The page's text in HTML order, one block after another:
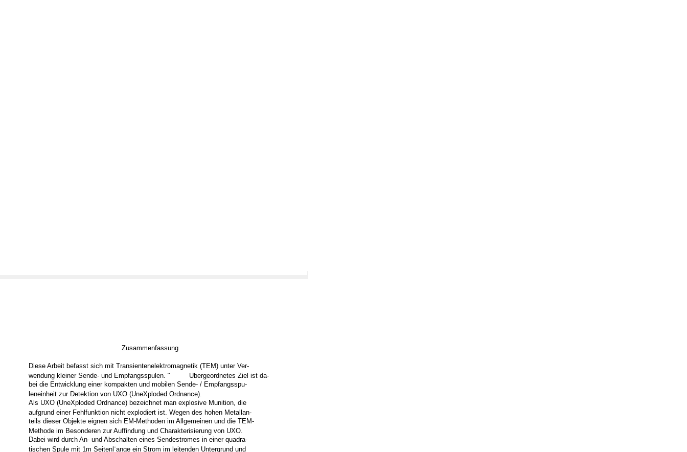
Zusammenfassung
Diese Arbeit befasst sich mit Transientenelektromagnetik (TEM) unter Ver-
wendung kleiner Sende- und Empfangsspulen. ¨
Ubergeordnetes Ziel ist da-
bei die Entwicklung einer kompakten und mobilen Sende- / Empfangsspu-
leneinheit zur Detektion von UXO (UneXploded Ordnance).
Als UXO (UneXploded Ordnance) bezeichnet man explosive Munition, die
aufgrund einer Fehlfunktion nicht explodiert ist. Wegen des hohen Metallan-
teils dieser Objekte eignen sich EM-Methoden im Allgemeinen und die TEM-
Methode im Besonderen zur Auffindung und Charakterisierung von UXO.
Dabei wird durch An- und Abschalten eines Sendestromes in einer quadra-
tischen Spule mit 1m Seitenl¨ange ein Strom im leitenden Untergrund und